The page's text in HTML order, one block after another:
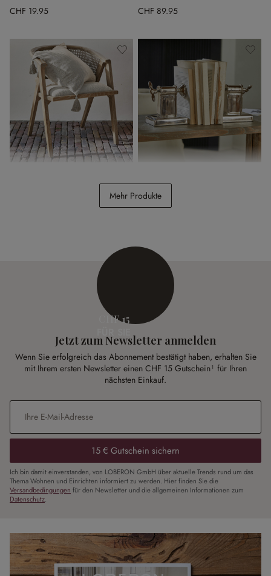
CHF 19.95 CHF 89.95
CHF 74.95
Mehr Produkte
CHF 15
Jetzt zum Newsletter anmelden
Wenn Sie erfolgreich das Abonnement bestätigt haben, erhalten Sie
mit Ihrem ersten Newsletter einen CHF 15 Gutschein¹ für Ihren
nächsten Einkauf.
E-Mail-Adresse
15 € Gutschein sichern
Ich bin damit einverstanden, von LOBERON GmbH über aktuelle Trends rund um das
Thema Wohnen und Einrichten informiert zu werden. Hier finden Sie die
Versandbedingungen für den Newsletter und die allgemeinen Informationen zum
Datenschutz.